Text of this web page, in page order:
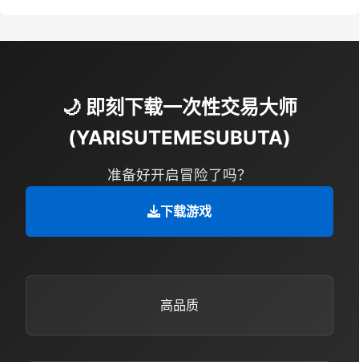
🌙 即刻下载一次性交易大师
(YARISUTEMESUBUTA)
准备好开启冒险了吗？
下载游戏
高品质